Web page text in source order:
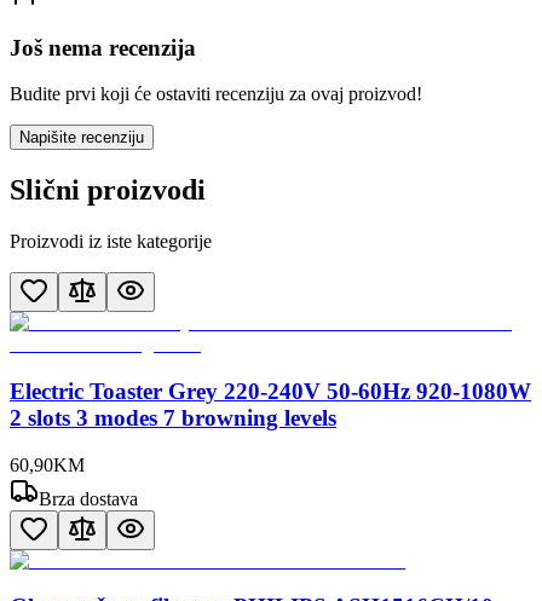
Još nema recenzija
Budite prvi koji će ostaviti recenziju za ovaj proizvod!
Napišite recenziju
Slični proizvodi
Proizvodi iz iste kategorije
Electric Toaster Grey 220-240V 50-60Hz 920-1080W
2 slots 3 modes 7 browning levels
60,90KM
Brza dostava